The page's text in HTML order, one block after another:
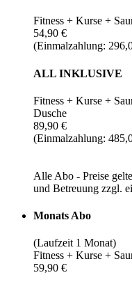
Fitness + Kurse +
54,90 €
(Einmalzahlung:
ALL INKLUSIVE
Fitness + Kurse +
Dusche
89,90 €
(Einmalzahlung:
Alle Abo - Preise
und Betreuung zzgl.
Monats Abo
(Laufzeit 1 Monat)
Fitness + Kurse +
59,90 €